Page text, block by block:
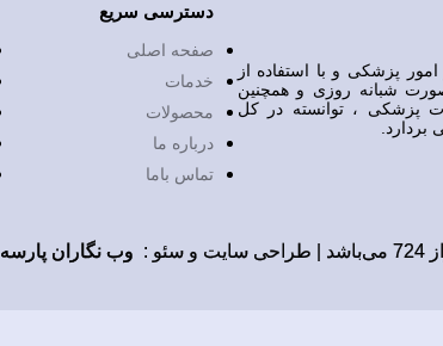
پزشکی و با استفاده از
شبانه روزی و همچنین
پزشکی ، توانسته در کل
دسترسی سریع
صفحه اصلی
خدمات
محصولات
درباره ما
تماس باما
| طراحی سایت و سئو : وب نگاران پارسه